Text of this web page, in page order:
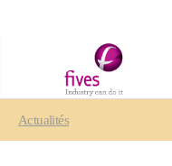
Actualités